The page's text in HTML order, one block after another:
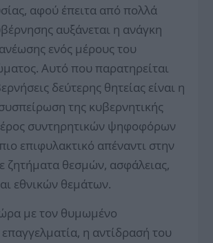
αφού έπειτα από πολλά
αυξάνεται η ανάγκη
ενός μέρους του
Αυτό που παρατηρείται
δεύτερης θητείας είναι η
της κυβερνητικής
συντηρητικών ψηφοφόρων
επιφυλακτικό απέναντι στην
ζητήματα θεσμών, ασφάλειας,
εθνικών θεμάτων.
με τον θυμωμένο
η αντίδρασή του